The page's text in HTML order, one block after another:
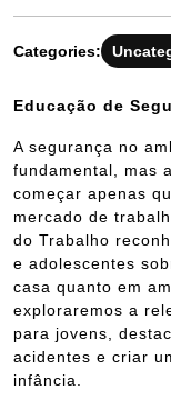
Categories:
Educação de
A segurança no
fundamental, mas
começar apenas
mercado de
do Trabalho
e adolescentes
casa quanto em
exploraremos a
para jovens,
acidentes e criar
infância.